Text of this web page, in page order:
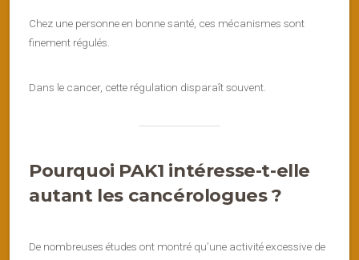
Chez une personne en bonne santé, ces mécanismes sont
finement régulés.
Dans le cancer, cette régulation disparaît souvent.
Pourquoi PAK1 intéresse-t-elle
autant les cancérologues ?
De nombreuses études ont montré qu’une activité excessive de